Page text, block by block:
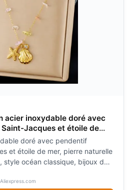
acier inoxydable doré avec
Jacques et étoile de
colorée, pour femme, style
de cou
doré avec pendentif
et étoile de mer, pierre naturelle
style océan classique, bijoux de
Aliexpress.com